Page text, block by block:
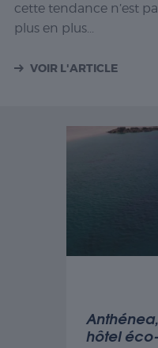
cette tendance n’est
plus en plus...
VOIR L'ARTICLE
hôtel